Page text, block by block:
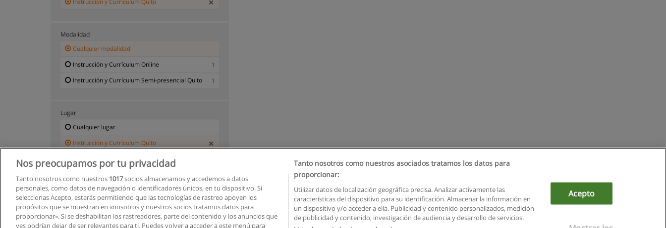
Instrucción y Currículum Quito
Modalidad
Cualquier modalidad
Instrucción y Currículum Online
1
Instrucción y Currículum Semi-presencial Quito
1
Lugar
Cualquier lugar
Instrucción y Currículum Quito
Reglas de uso Privacidad de datos Contactar con Educaedu
Copyright © Educaedu Business S.L. - CIF : B-95610580: - www.educaedu.com.ec
Nos preocupamos por tu privacidad
Tanto nosotros como nuestros 1017socios almacenamos y accedemos a datos
personales, como datos de navegación o identificadores únicos, en tu dispositivo. Si
seleccionas Acepto, estarás permitiendo que las tecnologías de rastreo apoyen los
propósitos que se muestran en «nosotros y nuestros socios tratamos datos para
proporcionar». Si se deshabilitan los rastreadores, parte del contenido y los anuncios que
ves podrían dejar de ser relevantes para ti. Puedes volver a acceder a este menú para
Tanto nosotros como nuestros asociados tratamos los datos para
proporcionar:
Utilizar datos de localización geográfica precisa. Analizar activamente las
características del dispositivo para su identificación. Almacenar la información en
un dispositivo y/o acceder a ella. Publicidad y contenido personalizados, medición
de publicidad y contenido, investigación de audiencia y desarrollo de servicios.
Acepto